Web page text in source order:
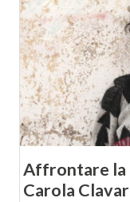
Affrontare la
Carola